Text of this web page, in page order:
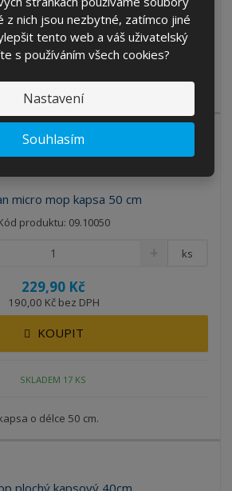
z nich jsou nezbytné, zatímco jiné
tento web a váš uživatelský
s používáním všech cookies?
Nastavení
Souhlasím
KOUPIT
SKLADEM 21 KS
o délce 50 cm.
micro mop kapsa 50 cm
produktu: 09.10050
229,90 Kč
190,00 Kč bez DPH
ks
KOUPIT
SKLADEM 17 KS
o délce 50 cm.